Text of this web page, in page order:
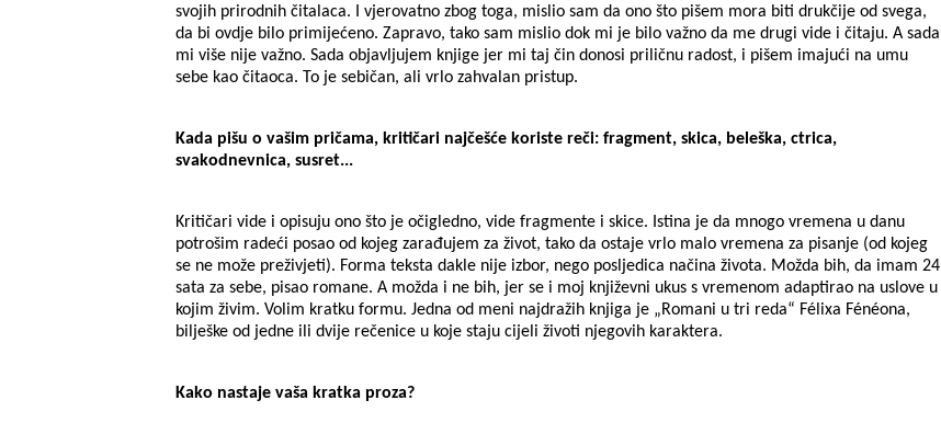
svojih prirodnih čitalaca. I vjerovatno zbog toga, mislio sam da ono što pišem mora biti drukčije od svega,
da bi ovdje bilo primijećeno. Zapravo, tako sam mislio dok mi je bilo važno da me drugi vide i čitaju. A sada
mi više nije važno. Sada objavljujem knjige jer mi taj čin donosi priličnu radost, i pišem imajući na umu
sebe kao čitaoca. To je sebičan, ali vrlo zahvalan pristup.
Kada pišu o vašim pričama, kritičari najčešće koriste reči: fragment, skica, beleška, ctrica,
svakodnevnica, susret...
Kritičari vide i opisuju ono što je očigledno, vide fragmente i skice. Istina je da mnogo vremena u danu
potrošim radeći posao od kojeg zarađujem za život, tako da ostaje vrlo malo vremena za pisanje (od kojeg
se ne može preživjeti). Forma teksta dakle nije izbor, nego posljedica načina života. Možda bih, da imam 24
sata za sebe, pisao romane. A možda i ne bih, jer se i moj književni ukus s vremenom adaptirao na uslove u
kojim živim. Volim kratku formu. Jedna od meni najdražih knjiga je „Romani u tri reda“ Félixa Fénéona,
bilješke od jedne ili dvije rečenice u koje staju cijeli životi njegovih karaktera.
Kako nastaje vaša kratka proza?